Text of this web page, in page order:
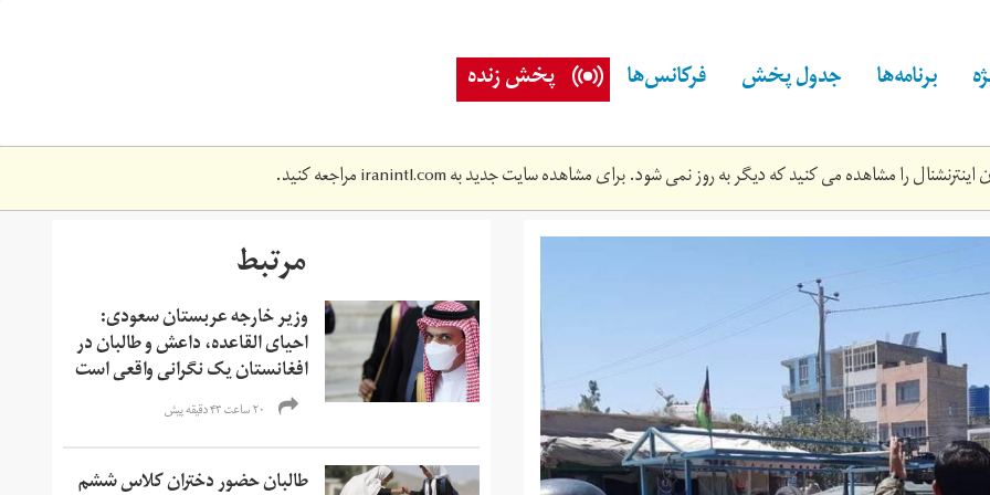
برنامه‌ها جدول پخش فرکانس‌ها پخش زنده
را مشاهده می کنید که دیگر به روز نمی شود. برای مشاهده سایت جدید بهiranintl.comمراجعه کنید.
مرتبط
وزیر خارجه عربستان سعودی:
احیای القاعده،‌ داعش و طالبان در
افغانستان یک نگرانی واقعی است
۲۰ ساعت ۴۳ دقیقه پیش
طالبان حضور دختران کلاس ششم